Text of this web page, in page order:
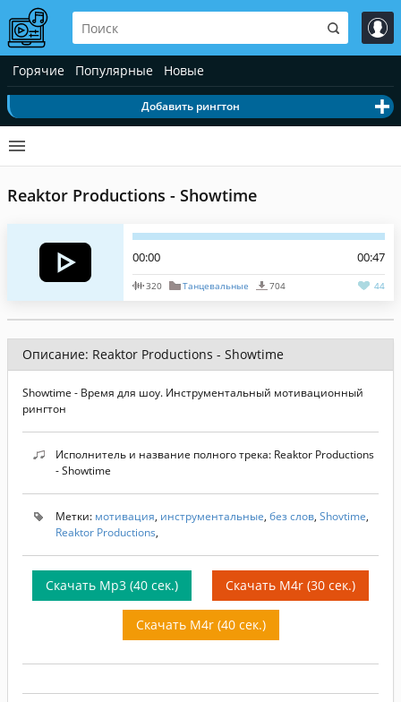
Горячие Популярные Новые
Добавить рингтон
Reaktor Productions - Showtime
00:00 00:47
320 Танцевальные 704 44
Описание: Reaktor Productions - Showtime
Showtime - Время для шоу. Инструментальный мотивационный
рингтон
Исполнитель и название полного трека: Reaktor Productions
- Showtime
Метки: мотивация, инструментальные, без слов, Shovtime,
Reaktor Productions,
Скачать Mp3 (40 сек.) Скачать M4r (30 сек.)
Скачать M4r (40 сек.)